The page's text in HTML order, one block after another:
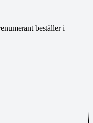
beställer i